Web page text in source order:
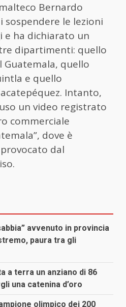
Bernardo
sospendere le lezioni
e ha dichiarato un
dipartimenti: quello
quello
e quello
Intanto,
un video registrato
commerciale
dove è
dal
avvenuto in provincia
paura tra gli
a terra un anziano di 86
una catenina d’oro
olimpico dei 200